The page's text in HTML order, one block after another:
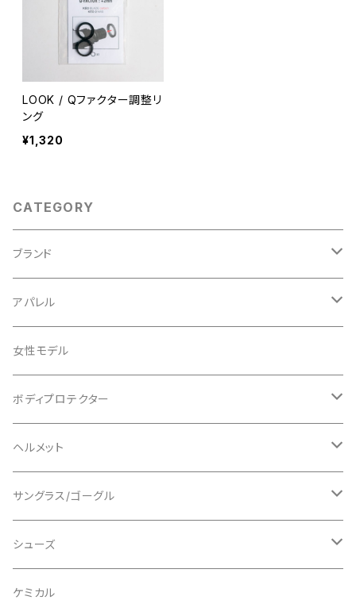
LOOK / Qファクター調整リ
ング
¥1,320
CATEGORY
ブランド
ABUS/アブス
ADEPT/アデプト
AENOMALY/アエノマリー
ALL MOUNTAIN STYLE
AVID/アヴィド
BAR MITTS/バーミッツ
BAZOOKA/バズーカ
アパレル
Tシャツ
ジャージ
ロングスリーブ
ショートスリーブ
ジャケット
ショーツ
ビブタイプ
パンツ / タイツ
上下セット
女性モデル
ボディプロテクター
エルボー/肘
ニー/膝
その他
ヘルメット
ロード
マウンテンバイク
フルフェイス
サングラス/ゴーグル
アクセサリー
シューズ
ロード
ケミカル